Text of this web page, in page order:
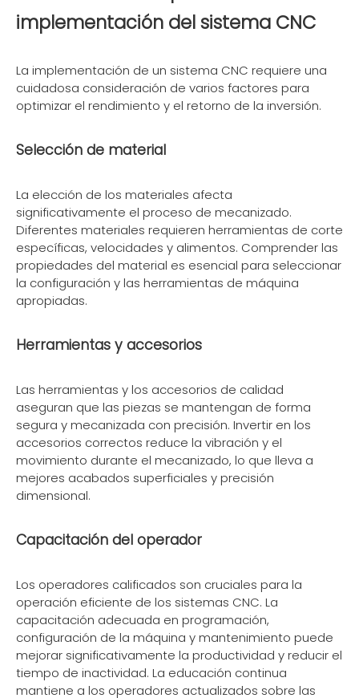
implementación del sistema CNC
La implementación de un sistema CNC requiere una
cuidadosa consideración de varios factores para
optimizar el rendimiento y el retorno de la inversión.
Selección de material
La elección de los materiales afecta
significativamente el proceso de mecanizado.
Diferentes materiales requieren herramientas de corte
específicas, velocidades y alimentos. Comprender las
propiedades del material es esencial para seleccionar
la configuración y las herramientas de máquina
apropiadas.
Herramientas y accesorios
Las herramientas y los accesorios de calidad
aseguran que las piezas se mantengan de forma
segura y mecanizada con precisión. Invertir en los
accesorios correctos reduce la vibración y el
movimiento durante el mecanizado, lo que lleva a
mejores acabados superficiales y precisión
dimensional.
Capacitación del operador
Los operadores calificados son cruciales para la
operación eficiente de los sistemas CNC. La
capacitación adecuada en programación,
configuración de la máquina y mantenimiento puede
mejorar significativamente la productividad y reducir el
tiempo de inactividad. La educación continua
mantiene a los operadores actualizados sobre las